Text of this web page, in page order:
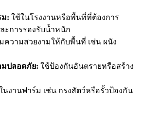
ม: ใช้ในโรงงานหรือพื้นที่ที่ต้องการ
ะการรองรับน้ำหนัก
ความสวยงามให้กับพื้นที่ เช่น ผนัง
มปลอดภัย: ใช้ป้องกันอันตรายหรือสร้าง
นงานฟาร์ม เช่น กรงสัตว์หรือรั้วป้องกัน